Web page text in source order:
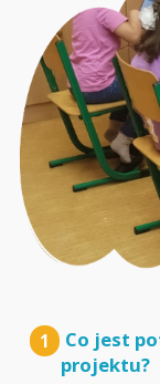
1
Co jest
projektu?